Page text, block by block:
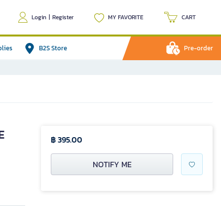
Login | Register MY FAVORITE CART
B2S Store Pre-order
฿ 395.00
NOTIFY ME